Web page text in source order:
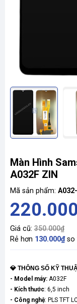
Màn Hình
A032F ZIN
Mã sản phẩm:
Giá cũ: 350.000₫
Rẻ hơn 130.000₫so
💎 THÔNG SỐ KỸ
- Model máy: A032F
- Kích thước: 6,5 inch
- Công nghệ: PLS TFT